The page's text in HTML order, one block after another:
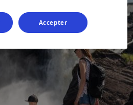
Accepter